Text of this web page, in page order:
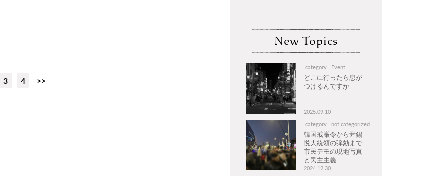
3 4 >>
New Topics
category : Event
どこに行ったら息が
つけるんですか
2025.09.10
category : not categorized
韓国戒厳令から尹錫
悦大統領の弾劾まで
市民デモの現地写真
と民主主義
2024.12.30